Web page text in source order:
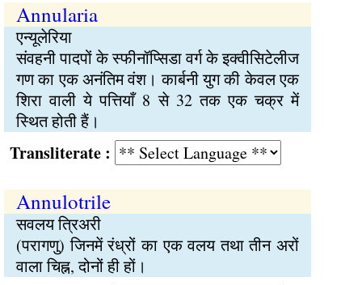
Annularia
एन्यूलेरिया
संवहनी पादपों के स्फीनॉप्सिडा वर्ग के इक्वीसिटेलीज
गण का एक अनंतिम वंश। कार्बनी युग की केवल एक
शिरा वाली ये पत्तियाँ 8 से 32 तक एक चक्र में
स्थित होती हैं।
:
Annulotrile
सवलय त्रिअरी
(परागणु) जिनमें रंध्रों का एक वलय तथा तीन अरों
वाला चिह्न, दोनों ही हों।